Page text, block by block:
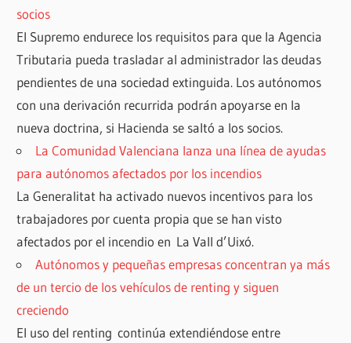
socios
El Supremo endurece los requisitos para que la Agencia
Tributaria pueda trasladar al administrador las deudas
pendientes de una sociedad extinguida. Los autónomos
con una derivación recurrida podrán apoyarse en la
nueva doctrina, si Hacienda se saltó a los socios.
La Comunidad Valenciana lanza una línea de ayudas
para autónomos afectados por los incendios
La Generalitat ha activado nuevos incentivos para los
trabajadores por cuenta propia que se han visto
afectados por el incendio en La Vall d’Uixó.
Autónomos y pequeñas empresas concentran ya más
de un tercio de los vehículos de renting y siguen
creciendo
El uso del renting continúa extendiéndose entre